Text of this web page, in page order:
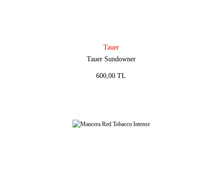
Tauer
Tauer Sundowner
600,00 TL